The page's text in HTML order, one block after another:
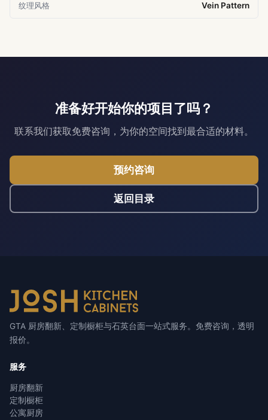
纹理风格 Vein Pattern
准备好开始你的项目了吗？
联系我们获取免费咨询，为你的空间找到最合适的材料。
预约咨询
返回目录
GTA 厨房翻新、定制橱柜与石英台面一站式服务。免费咨询，透明
报价。
服务
厨房翻新
定制橱柜
公寓厨房